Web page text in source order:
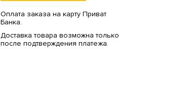
Оплата заказа на карту Приват
Банка.
Доставка товара возможна только
после подтверждения платежа.